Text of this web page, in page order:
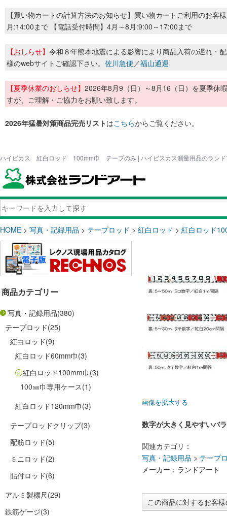
【買い物カートの計算方法のお知らせ】買い物カートご利用のお客
月:14:00まで 【電話受付時間】4月～8月:9:00～17:00まで
【おしらせ】 令和８年熊本地震による影響により商品入荷の遅れ・
様のwebサイトご確認下さい。 佐川急便／福山通運
【夏季休業のおしらせ】 2026年8月9（日）～8月16（日）を夏季休
すが、ご理解・ご協力をお願い致します。
2026年猛暑対策商品完売リストはこちらからご覧ください。
ハイビカス 紅白ロッド 100mm巾 テープのみ | ハイビスカス測量用品のランド
HOME > 写真・記録用品 > テープロッド > 紅白ロッド > 紅白ロッド
商品カテゴリー
写真・記録用品(380)
テープロッド(25)
紅白ロッド(9)
紅白ロッド60mm巾 (3)
紅白ロッド100mm巾 (3)
100㎜巾専用ケース(1)
紅白ロッド120mm巾 (3)
テープロッドクリップ(3)
配筋ロッド(5)
ミニロッド(2)
貼付ロッド(6)
アルミ製標尺(29)
鉄筋ゲージ(3)
画像を拡大する
数字が大きく見やすいバ
関連カテゴリ：
写真・記録用品 > テープ
メーカー：ランドアート
この商品に対するお客